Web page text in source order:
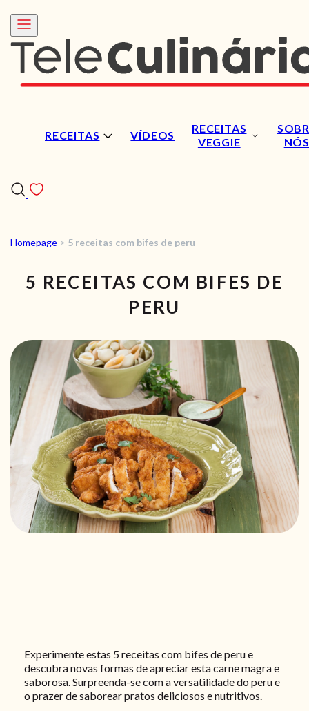
RECEITAS VÍDEOS
RECEITAS
VEGGIE
NÓS
RECEITAS
VÍDEOS
RECEITAS VEGGIE
SOBRE NÓS
LOJA ONLINE
BLOG
Homepage > 5 receitas com bifes de peru
5 RECEITAS COM BIFES DE
PERU
Experimente estas 5 receitas com bifes de peru e
descubra novas formas de apreciar esta carne magra e
saborosa. Surpreenda-se com a versatilidade do peru e
o prazer de saborear pratos deliciosos e nutritivos.